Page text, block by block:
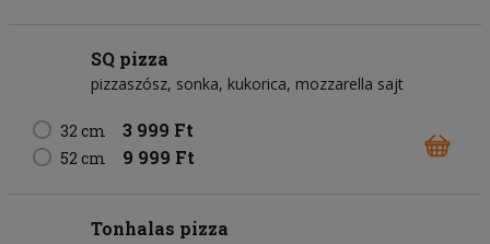
SQ pizza
pizzaszósz sonka kukorica mozzarella sajt
32 cm 3 999 Ft
52 cm 9 999 Ft
Tonhalas pizza